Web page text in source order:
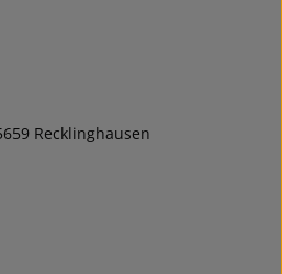
Recklinghausen